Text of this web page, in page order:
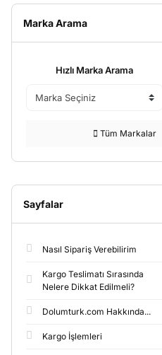
Marka Arama
Hızlı Marka Arama
Tüm Markalar
Sayfalar
Nasıl Sipariş Verebilirim
Kargo Teslimatı Sırasında
Nelere Dikkat Edilmeli?
Dolumturk.com Hakkında...
Kargo İşlemleri